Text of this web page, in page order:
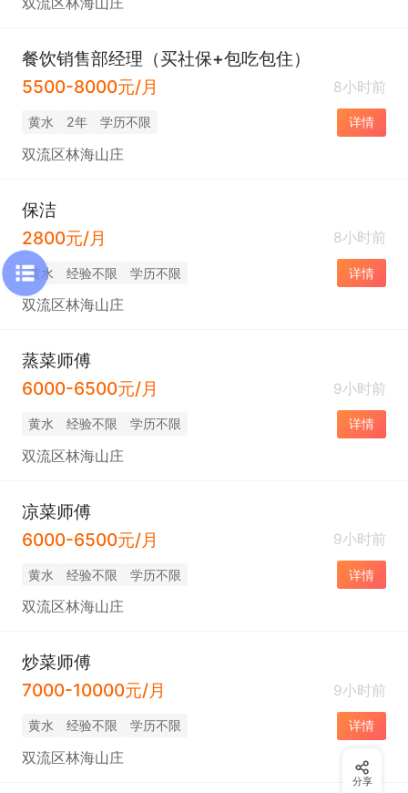
餐饮销售部经理（买社保+包吃包住）
5500-8000元/月
8小时前
黄水 2年 学历不限 详情
双流区林海山庄
保洁
2800元/月
8小时前
黄水 经验不限 学历不限 详情
双流区林海山庄
蒸菜师傅
6000-6500元/月
9小时前
黄水 经验不限 学历不限 详情
双流区林海山庄
凉菜师傅
6000-6500元/月
9小时前
黄水 经验不限 学历不限 详情
双流区林海山庄
炒菜师傅
7000-10000元/月
9小时前
黄水 经验不限 学历不限 详情
双流区林海山庄
分享